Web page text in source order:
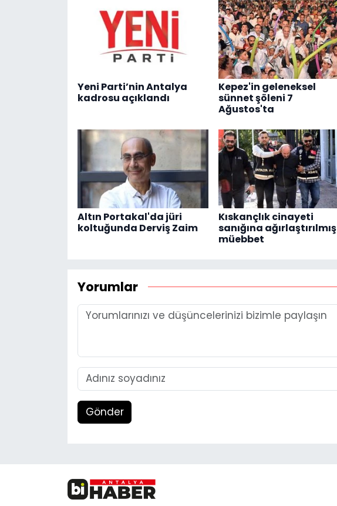
Yeni Parti’nin Antalya
kadrosu açıklandı
Kepez'in geleneksel
sünnet şöleni 7
Ağustos'ta
Altın Portakal'da jüri
koltuğunda Derviş Zaim
Kıskançlık cinayeti
sanığına ağırlaştırılmış
müebbet
Yorumlar
Gönder